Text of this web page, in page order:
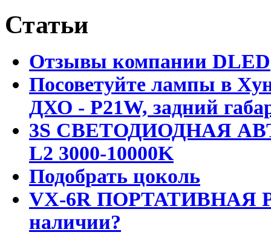
Статьи
Отзывы компании DLED
Посоветуйте лампы в
ДХО - P21W, задний
3S СВЕТОДИОДНАЯ
L2 3000-10000K
Подобрать цоколь
VX-6R ПОРТАТИВНАЯ
наличии?